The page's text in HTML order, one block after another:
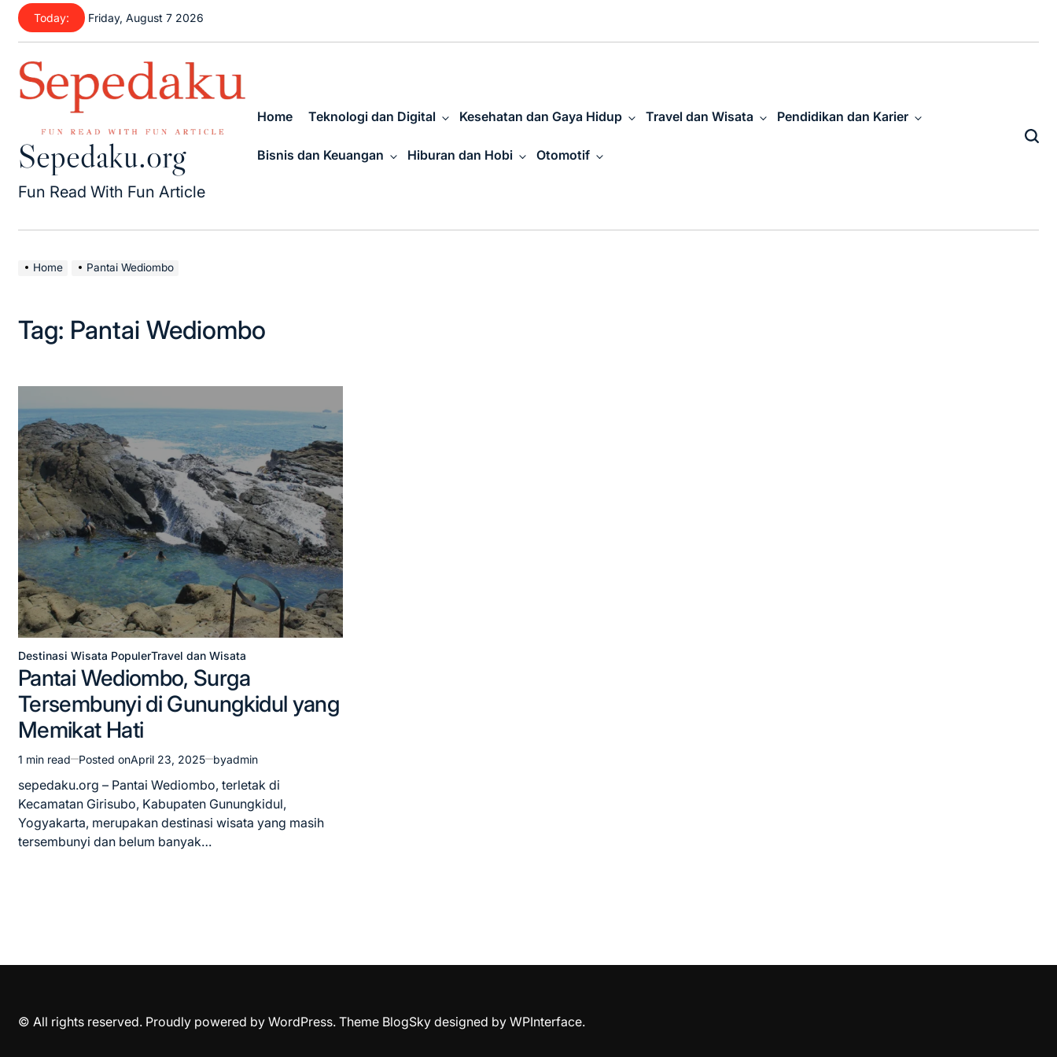
Skip
content
Today: Friday, August 7 2026
Sepedaku.org
Fun Read With Fun Article
Home Teknologi dan Digital Kesehatan dan Gaya Hidup Travel dan Wisata Pendidikan dan Karier
Bisnis dan Keuangan Hiburan dan Hobi Otomotif
Home Pantai Wediombo
Tag: Pantai Wediombo
Posted
in
Destinasi Wisata PopulerTravel dan Wisata
Pantai Wediombo, Surga
Tersembunyi di Gunungkidul yang
Memikat Hati​
Estimated
read
time
1 min read Posted onApril 23, 2025 byadmin
sepedaku.org – Pantai Wediombo, terletak di
Kecamatan Girisubo, Kabupaten Gunungkidul,
Yogyakarta, merupakan destinasi wisata yang masih
tersembunyi dan belum banyak…
© All rights reserved. Proudly powered by WordPress. Theme BlogSky designed by WPInterface.